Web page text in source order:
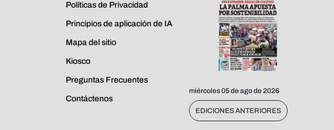
Políticas de Privacidad
Principios de aplicación de IA
Mapa del sitio
Kiosco
Preguntas Frecuentes
Contáctenos
miércoles 05 de ago de 2026
EDICIONES ANTERIORES